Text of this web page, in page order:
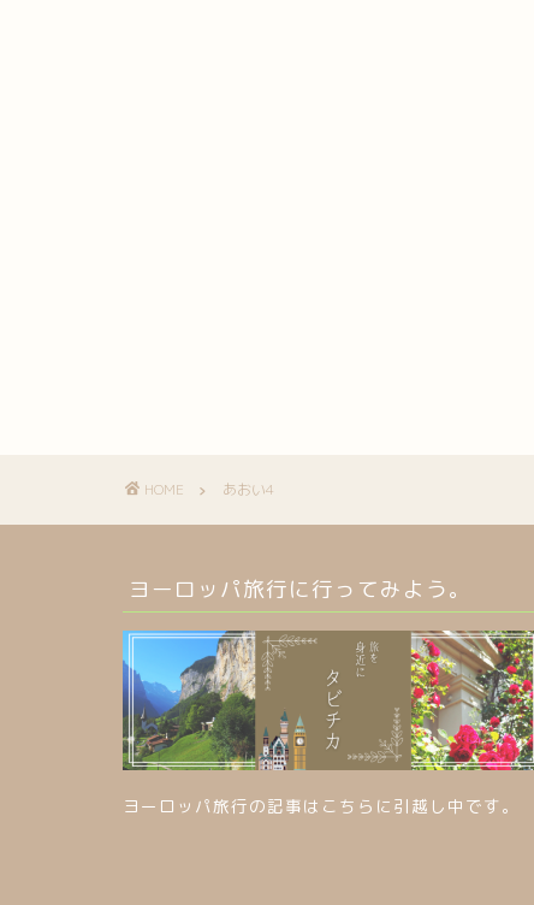
HOME あおい4
ヨーロッパ旅行に行ってみよう。
ヨーロッパ旅行の記事はこちらに引越し中です。